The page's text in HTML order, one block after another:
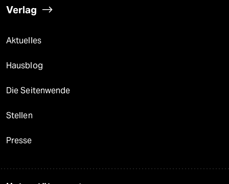
Verlag
Aktuelles
Hausblog
Die Seitenwende
Stellen
Presse